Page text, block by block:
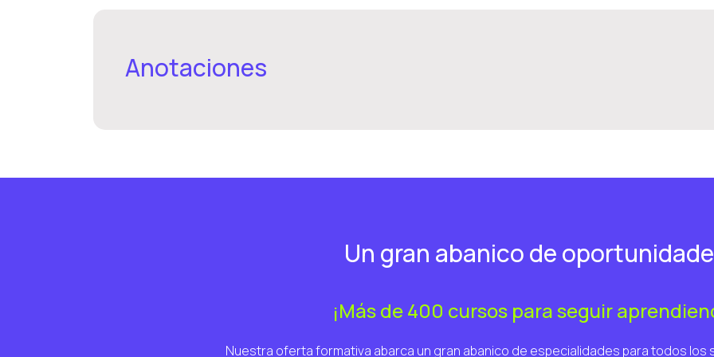
Anotaciones
Un gran abanico de
¡Más de 400 cursos para seguir
Nuestra oferta formativa abarca un gran abanico de especialidades para todos